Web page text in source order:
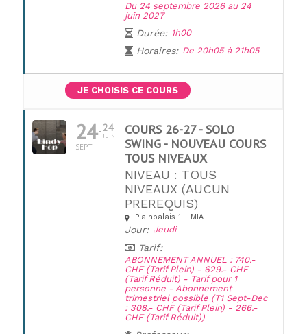
Du 24 septembre 2026 au 24
juin 2027
Durée: 1h00
Horaires: De 20h05 à 21h05
JE CHOISIS CE COURS
UNE QUESTION ?
24
SEPT
24
JUIN
COURS 26-27 - SOLO
SWING - NOUVEAU COURS
TOUS NIVEAUX
NIVEAU : TOUS
NIVEAUX (AUCUN
PREREQUIS)
Plainpalais 1 - MIA
Jour: Jeudi
Tarif:
ABONNEMENT ANNUEL : 740.-
CHF (Tarif Plein) - 629.- CHF
(Tarif Réduit) - Tarif pour 1
personne - Abonnement
trimestriel possible (T1 Sept-Dec
: 308.- CHF (Tarif Plein) - 266.-
CHF (Tarif Réduit))